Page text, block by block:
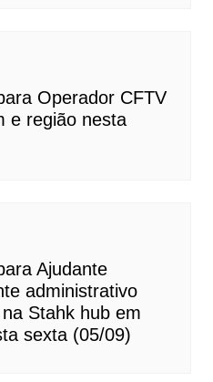
Operador CFTV
e região nesta
Ajudante
administrativo
Stahk hub em
sexta (05/09)